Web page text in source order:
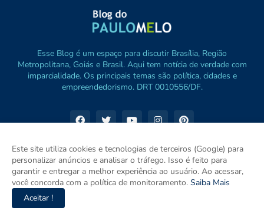
Esse Blog é um espaço para discutir Brasília, Região
Metropolitana, Goiás e Brasil. Aqui tem notícia de verdade com
imparcialidade. Os principais temas são política, cidades e
empreendedorismo. DRT 0010556/DF.
Este site utiliza cookies e tecnologias de terceiros (Google) para
personalizar anúncios e analisar o tráfego. Isso é feito para
garantir e entregar a melhor experiência ao usuário. Ao acessar,
você concorda com a política de monitoramento. Saiba Mais
Aceitar !